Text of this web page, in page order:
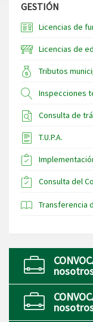
GESTIÓN
Licencias de
Licencias de
Tributos
Inspecciones
Consulta de
T.U.P.A.
Consulta del
Transferencia